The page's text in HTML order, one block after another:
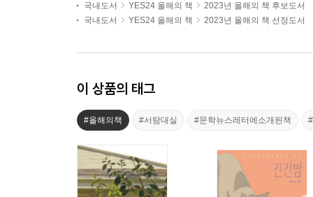
국내도서
YES24 올해의 책
2023년 올해의 책 후보도서
국내도서
YES24 올해의 책 2023년 올해의 책 선정도서
이 상품의 태그
#올해의책 #서탐대실 #문학뉴스레터에소개된책